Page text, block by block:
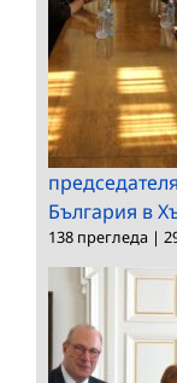
България в
138 прегледа |